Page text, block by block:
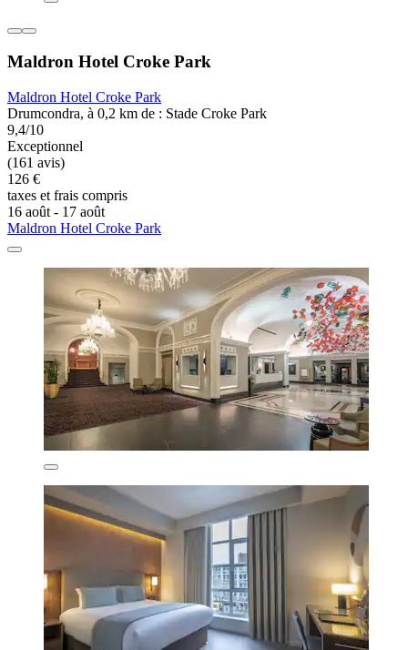
Maldron Hotel Croke Park
Maldron Hotel Croke Park
Drumcondra, à 0,2 km de : Stade Croke Park
9,4/10
Exceptionnel
(161 avis)
126 €
taxes et frais compris
16 août - 17 août
Maldron Hotel Croke Park